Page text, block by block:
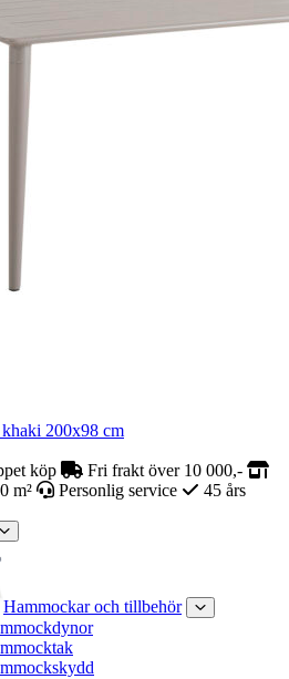
200x98 cm
köp
Fri frakt över 10 000,-
m²
Personlig service
45 års
Hammockar och tillbehör